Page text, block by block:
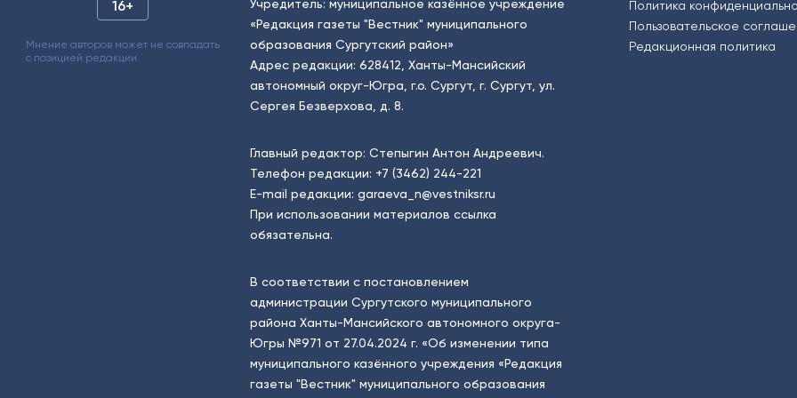
16+
Мнение авторов может не совпадать
с позицией редакции.
Учредитель: муниципальное казённое учреждение
«Редакция газеты "Вестник" муниципального
образования Сургутский район»
Адрес редакции: 628412, Ханты-Мансийский
автономный округ-Югра, г.о. Сургут, г. Сургут, ул.
Сергея Безверхова, д. 8.
Главный редактор: Степыгин Антон Андреевич.
Телефон редакции: +7 (3462) 244-221
E-mail редакции: garaeva_n@vestniksr.ru
При использовании материалов ссылка
обязательна.
В соответствии с постановлением
администрации Сургутского муниципального
района Ханты-Мансийского автономного округа-
Югры №971 от 27.04.2024 г. «Об изменении типа
муниципального казённого учреждения «Редакция
газеты "Вестник" муниципального образования
Политика
Пользовательское
Редакционная политика